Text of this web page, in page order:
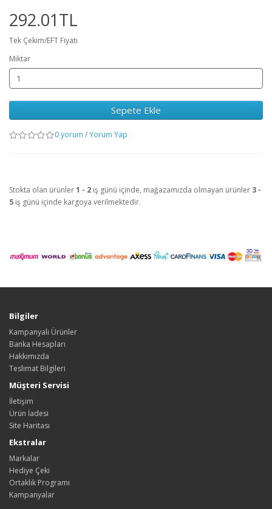
292.01TL
Tek Çekim/EFT Fiyatı
Miktar
Sepete Ekle
0 yorum /Yorum Yap
Stokta olan ürünler1 - 2 iş günü içinde, mağazamızda olmayan ürünler 3 -
5 iş günü içinde kargoya verilmektedir.
Bilgiler
Kampanyalı Ürünler
Banka Hesapları
Hakkımızda
Teslimat Bilgileri
Müşteri Servisi
İletişim
Ürün İadesi
Site Haritası
Ekstralar
Markalar
Hediye Çeki
Ortaklık Programı
Kampanyalar